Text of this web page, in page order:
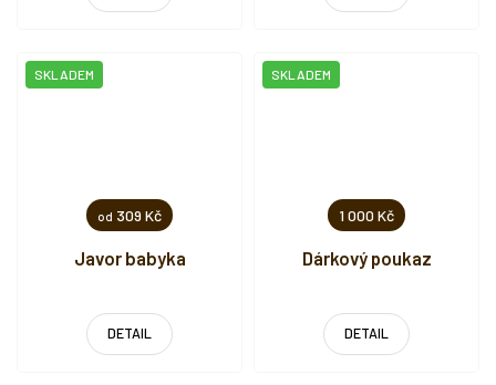
od 309 Kč
Javor babyka
SKLADEM
DETAIL
1 000 Kč
Dárkový poukaz
SKLADEM
DETAIL